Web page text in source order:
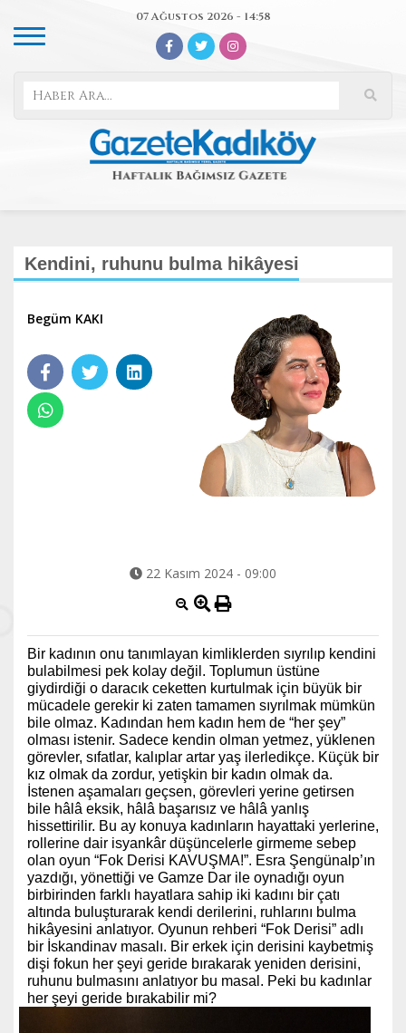
07 Ağustos 2026 - 14:58
Kendini, ruhunu bulma hikâyesi
Begüm KAKI
22 Kasım 2024 - 09:00
Bir kadının onu tanımlayan kimliklerden sıyrılıp kendini
bulabilmesi pek kolay değil. Toplumun üstüne
giydirdiği o daracık ceketten kurtulmak için büyük bir
mücadele gerekir ki zaten tamamen sıyrılmak mümkün
bile olmaz. Kadından hem kadın hem de “her şey”
olması istenir. Sadece kendin olman yetmez, yüklenen
görevler, sıfatlar, kalıplar artar yaş ilerledikçe. Küçük bir
kız olmak da zordur, yetişkin bir kadın olmak da.
İstenen aşamaları geçsen, görevleri yerine getirsen
bile hâlâ eksik, hâlâ başarısız ve hâlâ yanlış
hissettirilir. Bu ay konuya kadınların hayattaki yerlerine,
rollerine dair isyankâr düşüncelerle girmeme sebep
olan oyun “Fok Derisi KAVUŞMA!”. Esra Şengünalp’ın
yazdığı, yönettiği ve Gamze Dar ile oynadığı oyun
birbirinden farklı hayatlara sahip iki kadını bir çatı
altında buluşturarak kendi derilerini, ruhlarını bulma
hikâyesini anlatıyor. Oyunun rehberi “Fok Derisi” adlı
bir İskandinav masalı. Bir erkek için derisini kaybetmiş
dişi fokun her şeyi geride bırakarak yeniden derisini,
ruhunu bulmasını anlatıyor bu masal. Peki bu kadınlar
her şeyi geride bırakabilir mi?